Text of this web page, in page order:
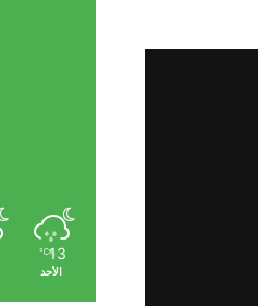
13
℃
الأحد